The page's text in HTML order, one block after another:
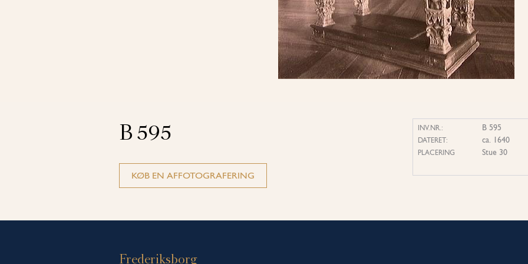
B 595
KØB EN AFFOTOGRAFERING
INV.NR.: B 595
DATERET: ca. 1640
PLACERING Stue 30
Frederiksborg